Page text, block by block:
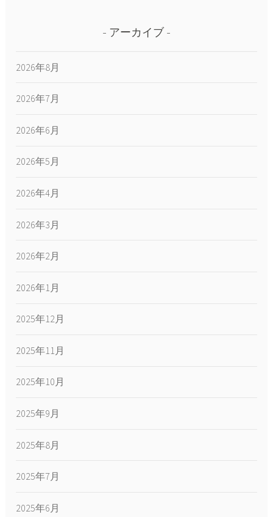
アーカイブ
2026年8月
2026年7月
2026年6月
2026年5月
2026年4月
2026年3月
2026年2月
2026年1月
2025年12月
2025年11月
2025年10月
2025年9月
2025年8月
2025年7月
2025年6月